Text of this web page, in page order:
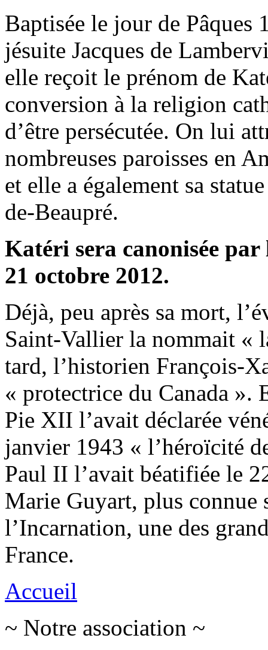
Baptisée le jour de Pâques
jésuite Jacques de
elle reçoit le prénom de
conversion à la religion
d’être persécutée. On lui
nombreuses paroisses en
et elle a également sa
de-Beaupré.
Katéri sera canonisée
21 octobre 2012.
Déjà, peu après sa mort,
Saint-Vallier la nommait «
tard, l’historien François-
« protectrice du Canada ».
Pie XII l’avait déclarée
janvier 1943 « l’héroïcité
Paul II l’avait béatifiée le
Marie Guyart, plus connue
l’Incarnation, une des
France.
Accueil
~ Notre association ~